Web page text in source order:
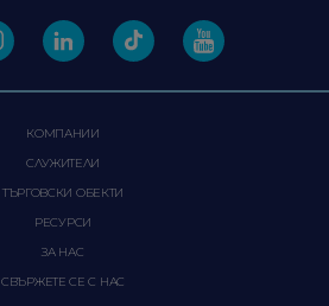
КОМПАНИИ
СЛУЖИТЕЛИ
ТЪРГОВСКИ ОБЕКТИ
РЕСУРСИ
ЗА НАС
СВЪРЖЕТЕ СЕ С НАС